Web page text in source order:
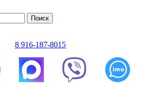
Поиск
8 916-187-8015